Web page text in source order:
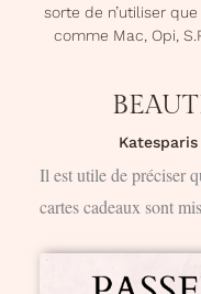
sorte de n’utiliser
comme Mac, Opi,
Il est utile de préciser
cartes cadeaux sont